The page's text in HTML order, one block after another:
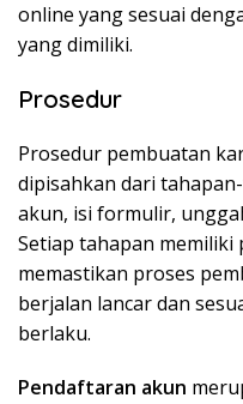
online yang sesuai
yang dimiliki.
Prosedur
Prosedur pembuatan
dipisahkan dari
akun, isi formulir,
Setiap tahapan memiliki
memastikan proses
berjalan lancar dan
berlaku.
Pendaftaran akun